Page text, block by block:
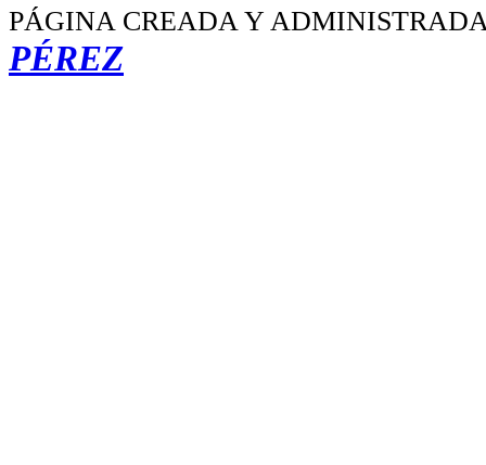
PÁGINA CREADA Y
PÉREZ